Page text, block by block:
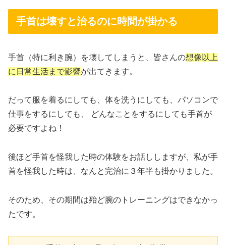
手首は壊すと治るのに時間が掛かる
手首（特に利き腕）を壊してしまうと、皆さんの想像以上
に日常生活まで影響が出てきます。
だって服を着るにしても、体を洗うにしても、パソコンで
仕事をするにしても、 どんなことをするにしても手首が
必要ですよね！
後ほど手首を怪我した時の体験をお話ししますが、私が手
首を怪我した時は、なんと完治に３年半も掛かりました。
そのため、その期間は殆ど腕のトレーニングはできなかっ
たです。